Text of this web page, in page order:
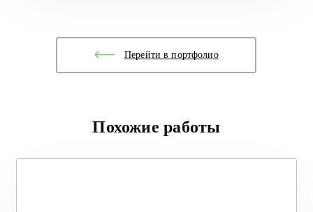
Перейти в портфолио
Похожие работы